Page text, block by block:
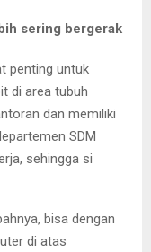
sering bergerak
penting untuk
di area tubuh
dan memiliki
SDM
sehingga si
bisa dengan
di atas